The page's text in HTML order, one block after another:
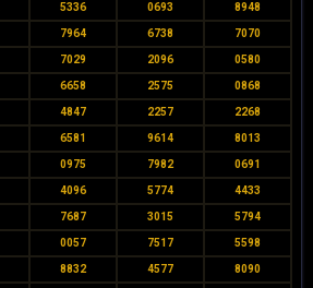
5336 0693 8948
7964 6738 7070
7029 2096 0580
6658 2575 0868
4847 2257 2268
6581 9614 8013
0975 7982 0691
4096 5774 4433
7687 3015 5794
0057 7517 5598
8832 4577 8090